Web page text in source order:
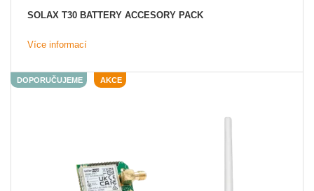
SOLAX T30 BATTERY ACCESORY PACK
Více informací
DOPORUČUJEME AKCE